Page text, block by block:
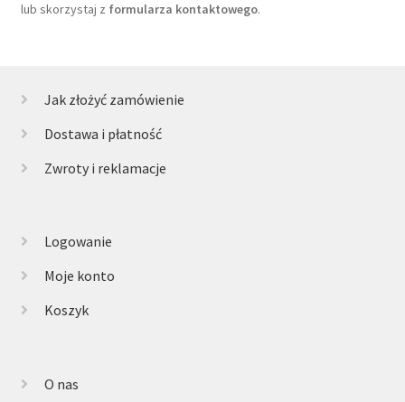
lub skorzystaj z formularza kontaktowego.
Jak złożyć zamówienie
Dostawa i płatność
Zwroty i reklamacje
Logowanie
Moje konto
Koszyk
O nas